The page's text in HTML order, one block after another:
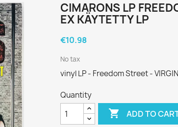
CIMARONS LP
EX KÄYTETTY LP
€10.98
No tax
vinyl LP - Freedom Street -
Quantity
 ADD TO